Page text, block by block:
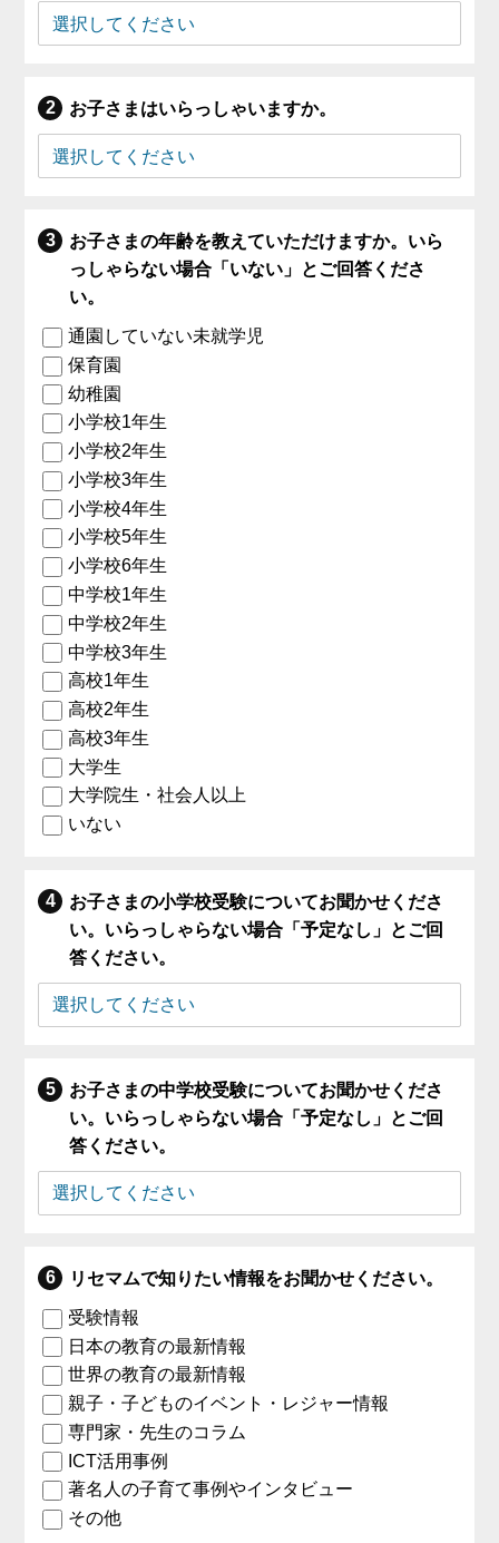
お子さまはいらっしゃいますか。
お子さまの年齢を教えていただけますか。いら
っしゃらない場合「いない」とご回答くださ
い。
通園していない未就学児
保育園
幼稚園
小学校1年生
小学校2年生
小学校3年生
小学校4年生
小学校5年生
小学校6年生
中学校1年生
中学校2年生
中学校3年生
高校1年生
高校2年生
高校3年生
大学生
大学院生・社会人以上
いない
お子さまの小学校受験についてお聞かせくださ
い。いらっしゃらない場合「予定なし」とご回
答ください。
お子さまの中学校受験についてお聞かせくださ
い。いらっしゃらない場合「予定なし」とご回
答ください。
リセマムで知りたい情報をお聞かせください。
受験情報
日本の教育の最新情報
世界の教育の最新情報
親子・子どものイベント・レジャー情報
専門家・先生のコラム
ICT活用事例
著名人の子育て事例やインタビュー
その他